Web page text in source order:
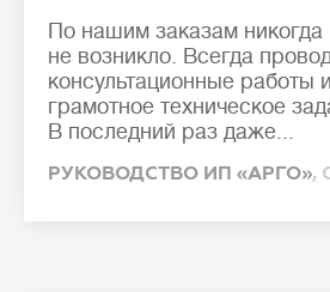
По нашим заказам
не возникло. Всегда
консультационные работы
грамотное техническое
В последний раз даже...
РУКОВОДСТВО ИП «АРГО»,